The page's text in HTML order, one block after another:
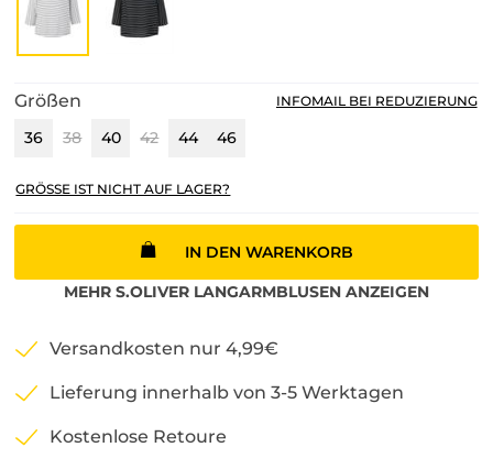
Größen
36 38 40 42 44 46
INFOMAIL BEI REDUZIERUNG
GRÖSSE IST NICHT AUF LAGER?
IN DEN WARENKORB
MEHR S.OLIVER LANGARMBLUSEN ANZEIGEN
Versandkosten nur 4,99€
Lieferung innerhalb von 3-5 Werktagen
Kostenlose Retoure